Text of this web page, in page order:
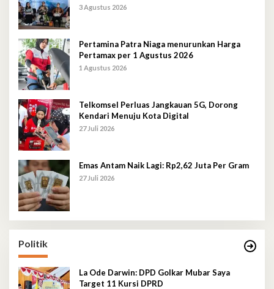
3 Agustus 2026
Pertamina Patra Niaga menurunkan Harga
Pertamax per 1 Agustus 2026
1 Agustus 2026
Telkomsel Perluas Jangkauan 5G, Dorong
Kendari Menuju Kota Digital
27 Juli 2026
Emas Antam Naik Lagi: Rp2,62 Juta Per Gram
27 Juli 2026
Politik
La Ode Darwin: DPD Golkar Mubar Saya
Target 11 Kursi DPRD